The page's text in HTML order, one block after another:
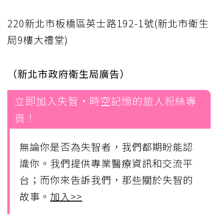
220新北市板橋區英士路192-1號(新北市衛生
局9樓大禮堂)
（新北市政府衛生局廣告）
立即加入失智・時空記憶的旅人粉絲專
頁！
無論你是否為失智者，我們都期盼能認
識你。我們提供專業醫療資訊和交流平
台；而你來告訴我們，那些關於失智的
故事。 加入>>